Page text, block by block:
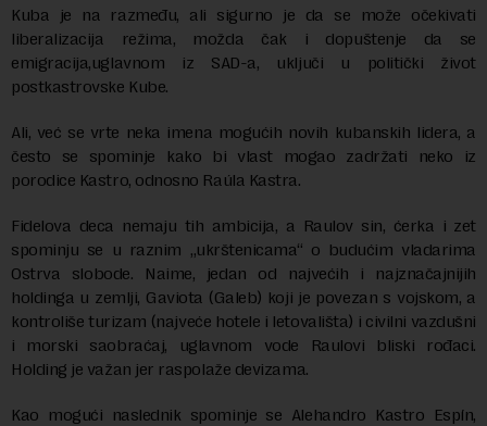
Kuba je na razmeđu, ali sigurno je da se može očekivati
liberalizacija režima, možda čak i dopuštenje da se
emigracija,uglavnom iz SAD-a, uključi u politički život
postkastrovske Kube.
Ali, već se vrte neka imena mogućih novih kubanskih lidera, a
često se spominje kako bi vlast mogao zadržati neko iz
porodice Kastro, odnosno Raúla Kastra.
Fidelova deca nemaju tih ambicija, a Raulov sin, ćerka i zet
spominju se u raznim „ukrštenicama“ o budućim vladarima
Ostrva slobode. Naime, jedan od najvećih i najznačajnijih
holdinga u zemlji, Gaviota (Galeb) koji je povezan s vojskom, a
kontroliše turizam (najveće hotele i letovališta) i civilni vazdušni
i morski saobraćaj, uglavnom vode Raulovi bliski rođaci.
Holding je važan jer raspolaže devizama.
Kao mogući naslednik spominje se Alehandro Kastro Espín,